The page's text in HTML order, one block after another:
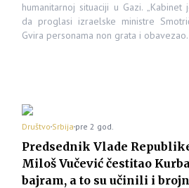
humanitarnoj situaciji u Gazi. „Kabinet
da proglasi izraelske ministre
Gvira personama non grata i
DruštvoSrbijapre 2 god.
Predsednik Vlade
Miloš Vučević čestitao
bajram, a to su učinili i